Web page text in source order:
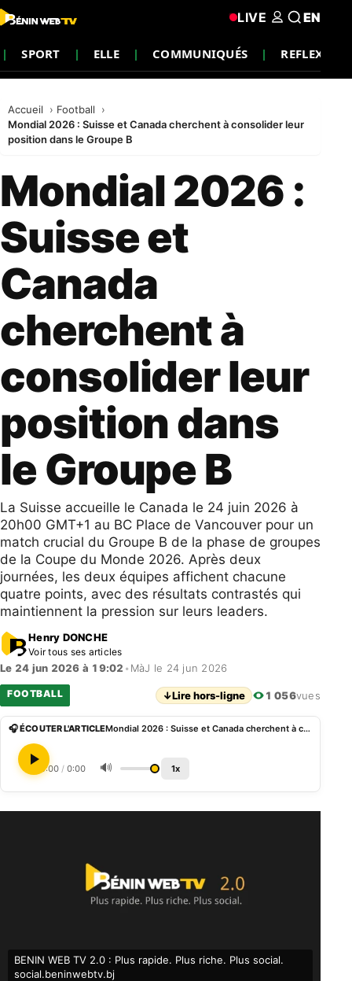
SPORT ELLE COMMUNIQUÉS
LIVE EN
Accueil
Football
Mondial 2026 : Suisse et Canada cherchent à consolider leur
position dans le Groupe B
Mondial 2026 :
Suisse et
Canada
cherchent à
consolider leur
position dans
le Groupe B
La Suisse accueille le Canada le 24 juin 2026 à
20h00 GMT+1 au BC Place de Vancouver pour un
match crucial du Groupe B de la phase de groupes
de la Coupe du Monde 2026. Après deux
journées, les deux équipes affichent chacune
quatre points, avec des résultats contrastés qui
maintiennent la pression sur leurs leaders.
Henry DONCHE
Voir tous ses articles
Le 24 jun 2026 à 19:02 • MàJ le 24 jun 2026
FOOTBALL ↓Lire hors-ligne 1 056vues
🎧 ÉCOUTER L'ARTICLE Mondial 2026 : Suisse et Canada cherchent à consolider leur position dans le Groupe B
0:00 / 0:00 🔊 1x
BENIN WEB TV 2.0 : Plus rapide. Plus riche. Plus social.
social.beninwebtv.bj